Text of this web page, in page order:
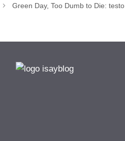
Green Day, Too Dumb to Die: testo